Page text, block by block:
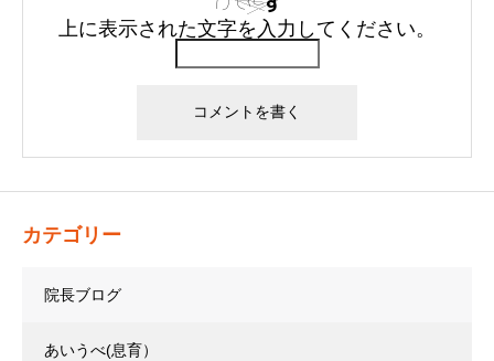
上に表示された文字を入力してください。
カテゴリー
院長ブログ
あいうべ(息育）